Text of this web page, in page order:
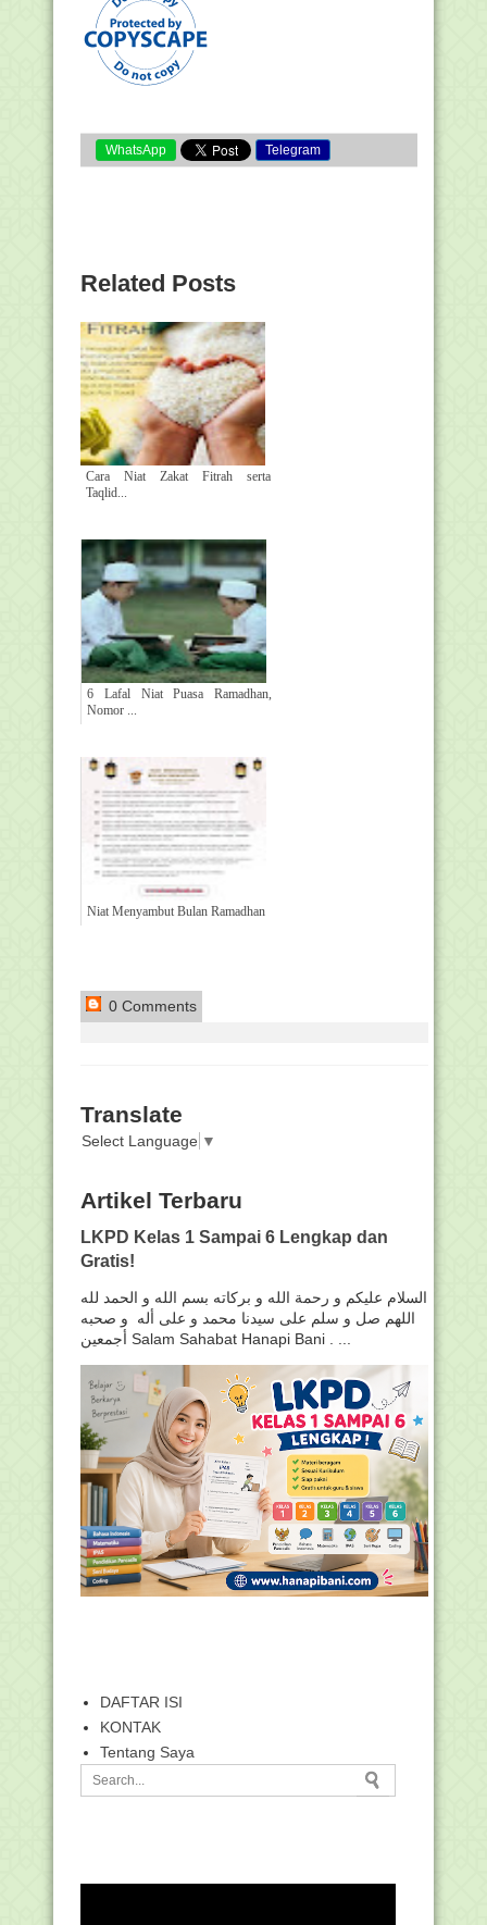
WhatsApp Telegram
Related Posts
Cara Niat Zakat Fitrah serta
Taqlid...
6 Lafal Niat Puasa Ramadhan,
Nomor ...
Niat Menyambut Bulan Ramadhan
0 Comments
Translate
Select Language ▼
Artikel Terbaru
LKPD Kelas 1 Sampai 6 Lengkap dan
Gratis!
السلام عليكم و رحمة الله و بركاته بسم الله و الحمد لله
اللهم صل و سلم على سيدنا محمد و على أله و صحبه
أجمعين Salam Sahabat Hanapi Bani . ...
DAFTAR ISI
KONTAK
Tentang Saya